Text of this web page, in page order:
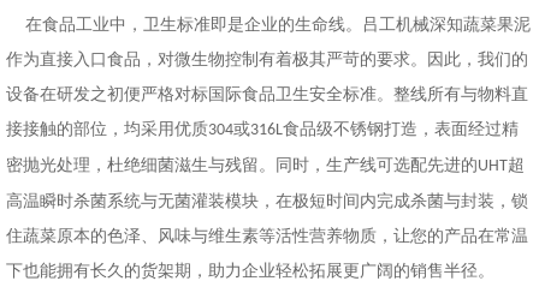
在食品工业中，卫生标准即是企业的生命线。吕工机械深知蔬菜果泥
作为直接入口食品，对微生物控制有着极其严苛的要求。因此，我们的
设备在研发之初便严格对标国际食品卫生安全标准。整线所有与物料直
接接触的部位，均采用优质304或316L食品级不锈钢打造，表面经过精
密抛光处理，杜绝细菌滋生与残留。同时，生产线可选配先进的UHT超
高温瞬时杀菌系统与无菌灌装模块，在极短时间内完成杀菌与封装，锁
住蔬菜原本的色泽、风味与维生素等活性营养物质，让您的产品在常温
下也能拥有长久的货架期，助力企业轻松拓展更广阔的销售半径。